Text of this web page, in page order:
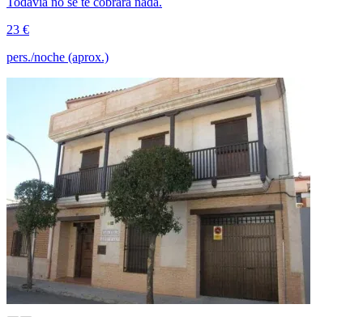
23 €
pers./noche (aprox.)